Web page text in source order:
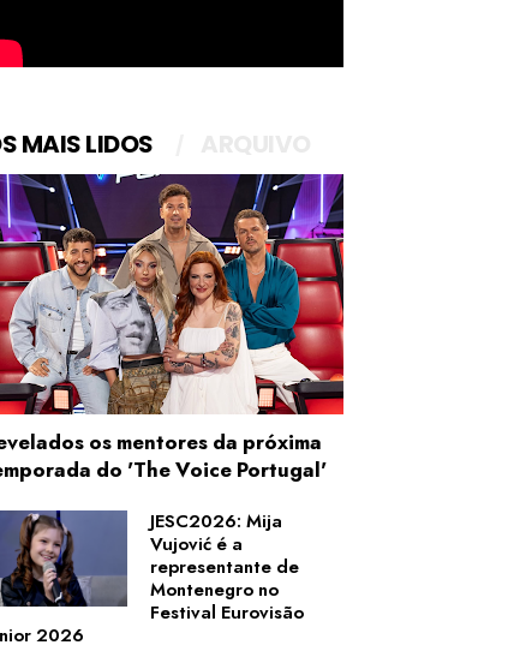
MAIS LIDOS
os mentores da próxima
do 'The Voice Portugal'
JESC2026: Mija
Vujović é a
representante de
Montenegro no
Festival Eurovisão
2026